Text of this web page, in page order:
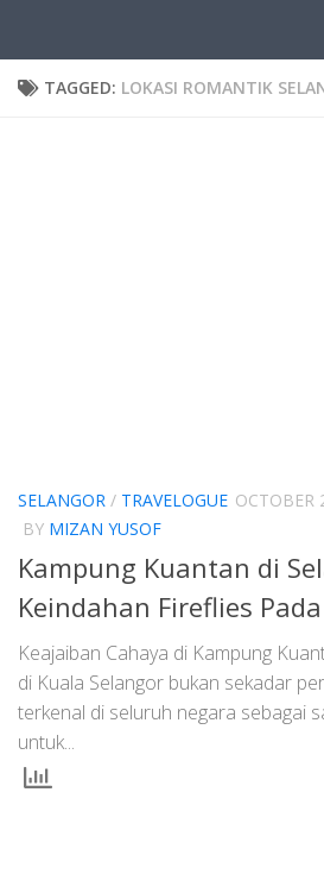
TAGGED: LOKASI ROMANTIK
SELANGOR / TRAVELOGUE OCTOBER
BY MIZAN YUSOF
Kampung Kuantan di
Keindahan Fireflies
Keajaiban Cahaya di Kampung
di Kuala Selangor bukan sekadar
terkenal di seluruh negara sebagai
untuk...